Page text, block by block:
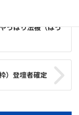
っぱり法被（はっ
）登壇者確定